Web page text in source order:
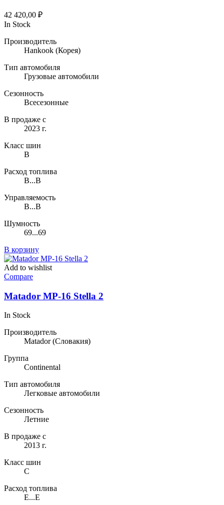
42 420,00 ₽
In Stock
Производитель
Hankook (Корея)
Тип автомобиля
Грузовые автомобили
Сезонность
Всесезонные
В продаже с
2023 г.
Класс шин
B
Расход топлива
B...B
Управляемость
B...B
Шумность
69...69
В корзину
Add to wishlist
Compare
Matador MP-16 Stella 2
In Stock
Производитель
Matador(Словакия)
Группа
Continental
Тип автомобиля
Легковые автомобили
Сезонность
Летние
В продаже с
2013 г.
Класс шин
C
Расход топлива
E...E